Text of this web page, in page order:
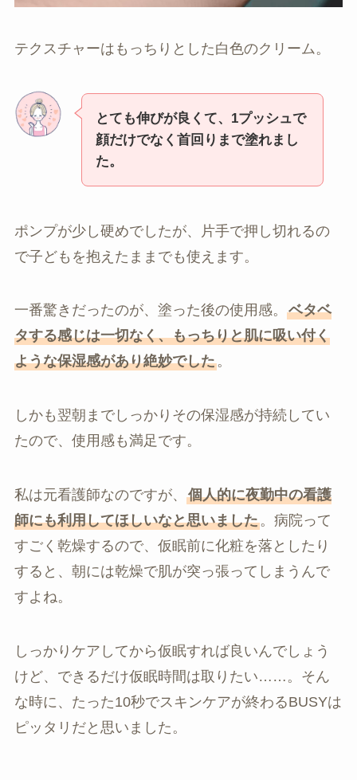
テクスチャーはもっちりとした白色のクリーム。
とても伸びが良くて、1プッシュで
顔だけでなく首回りまで塗れまし
た。
ポンプが少し硬めでしたが、片手で押し切れるの
で子どもを抱えたままでも使えます。
一番驚きだったのが、塗った後の使用感。 ベタベ
タする感じは一切なく、もっちりと肌に吸い付く
ような保湿感があり絶妙でした。
しかも翌朝までしっかりその保湿感が持続してい
たので、使用感も満足です。
私は元看護師なのですが、 個人的に夜勤中の看護
師にも利用してほしいなと思いました。病院って
すごく乾燥するので、仮眠前に化粧を落としたり
すると、朝には乾燥で肌が突っ張ってしまうんで
すよね。
しっかりケアしてから仮眠すれば良いんでしょう
けど、できるだけ仮眠時間は取りたい……。そん
な時に、たった10秒でスキンケアが終わるBUSYは
ピッタリだと思いました。